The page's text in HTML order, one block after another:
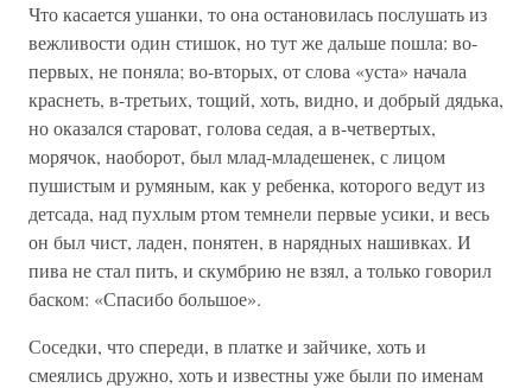
Что касается ушанки, то она остановилась послушать из
вежливости один стишок, но тут же дальше пошла: во-
первых, не поняла; во-вторых, от слова «уста» начала
краснеть, в-третьих, тощий, хоть, видно, и добрый дядька,
но оказался староват, голова седая, а в-четвертых,
морячок, наоборот, был млад-младешенек, с лицом
пушистым и румяным, как у ребенка, которого ведут из
детсада, над пухлым ртом темнели первые усики, и весь
он был чист, ладен, понятен, в нарядных нашивках. И
пива не стал пить, и скумбрию не взял, а только говорил
баском: «Спасибо большое».
Соседки, что спереди, в платке и зайчике, хоть и
смеялись дружно, хоть и известны уже были по именам